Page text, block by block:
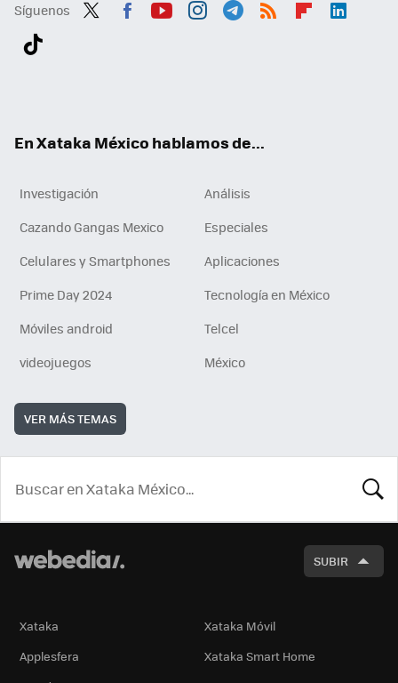
Síguenos
En Xataka México hablamos de...
Investigación
Análisis
Cazando Gangas Mexico
Especiales
Celulares y Smartphones
Aplicaciones
Prime Day 2024
Tecnología en México
Móviles android
Telcel
videojuegos
México
VER MÁS TEMAS
SUBIR
Xataka
Xataka Móvil
Applesfera
Xataka Smart Home